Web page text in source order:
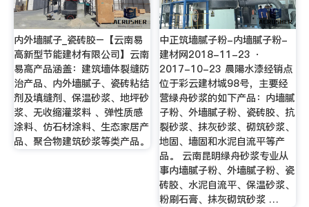
内外墙腻子_瓷砖胶–【云南易
高新型节能建材有限公司】云南
易高产品涵盖：建筑墙体裂缝防
治产品、内外墙腻子、瓷砖粘结
剂及填缝剂、保温砂浆、地坪砂
浆、无收缩灌浆料 、弹性质感
涂料、仿石材涂料、生态家居产
品、聚合物建筑砂浆等类产品。
中正筑墙腻子粉-内墙腻子粉-
建材网2018-11-23 ·
2017-10-23 晨陽水漆经销点
位于彩云建材城98号，主要经
营绿舟砂浆的如下产品：内墙腻
子粉、外墙腻子粉、瓷砖胶、抗
裂砂浆、抹灰砂浆、砌筑砂浆、
地固、墙固和水泥自流平等产
品。 云南昆明绿舟砂浆专业从
事内墙腻子粉、外墙腻子粉、瓷
砖胶、水泥自流平、保温砂浆、
粉刷石膏、抹灰砌筑砂浆 …